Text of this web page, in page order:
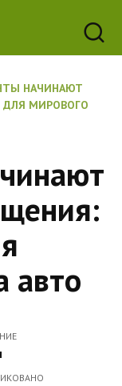
НАЧИНАЮТ
ДЛЯ МИРОВОГО
авто